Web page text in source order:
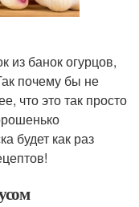
из банок огурцов,
почему бы не
что это так просто
будет как раз